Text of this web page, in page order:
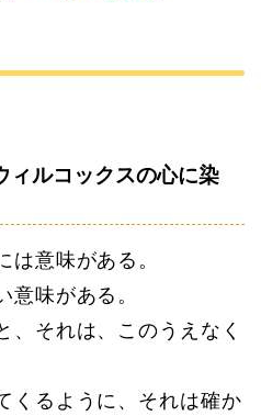
ィルコックスの心に染
は意味がある。
意味がある。
、それは、このうえなく
くるように、それは確か